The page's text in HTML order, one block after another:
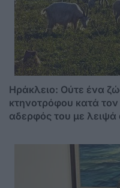
Ηράκλειο: Ούτε ένα
κτηνοτρόφου κατά
αδερφός του με λειψά